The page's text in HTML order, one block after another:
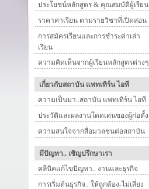
ประโยชน์หลักสูตร & คุณสมบัติผู้เรียน
ราคาค่าเรียน ตามรายวิชาที่เปิดสอน
การสมัครเรียนและการชำระค่าเล่า
เรียน
ความคิดเห็นจากผู้เรียนหลักสูตรต่างๆ
เกี่ยวกับสถาบัน แพทเทิร์น ไอที
ความเป็นมา..สถาบัน แพทเทิร์น ไอที
ประวัติและผลงานโดดเด่นของผู้ก่อตั้ง
ความสนใจจากสื่อมวลชนต่อสถาบัน
มีปัญหา.. เชิญปรึกษาเรา
คลีนิคแก้ไขปัญหา.. งานและธุรกิจ
การเริ่มต้นธุรกิจ.. ให้ถูกต้อง-ไม่เสี่ยง